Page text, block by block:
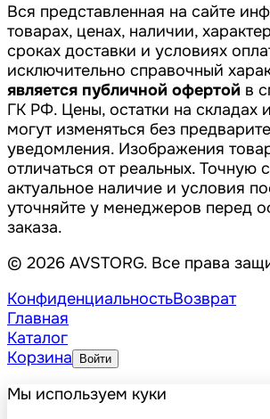
Вся представленная на сайте
товарах, ценах, наличии,
сроках доставки и условиях
исключительно справочный
является публичной офертой в
ГК РФ. Цены, остатки на складах
могут изменяться без
уведомления. Изображения
отличаться от реальных. Точную
актуальное наличие и условия
уточняйте у менеджеров перед
заказа.
© 2026 AVSTORG. Все права
КонфиденциальностьВозврат
Главная
Каталог
Корзина
Войти
Мы используем куки